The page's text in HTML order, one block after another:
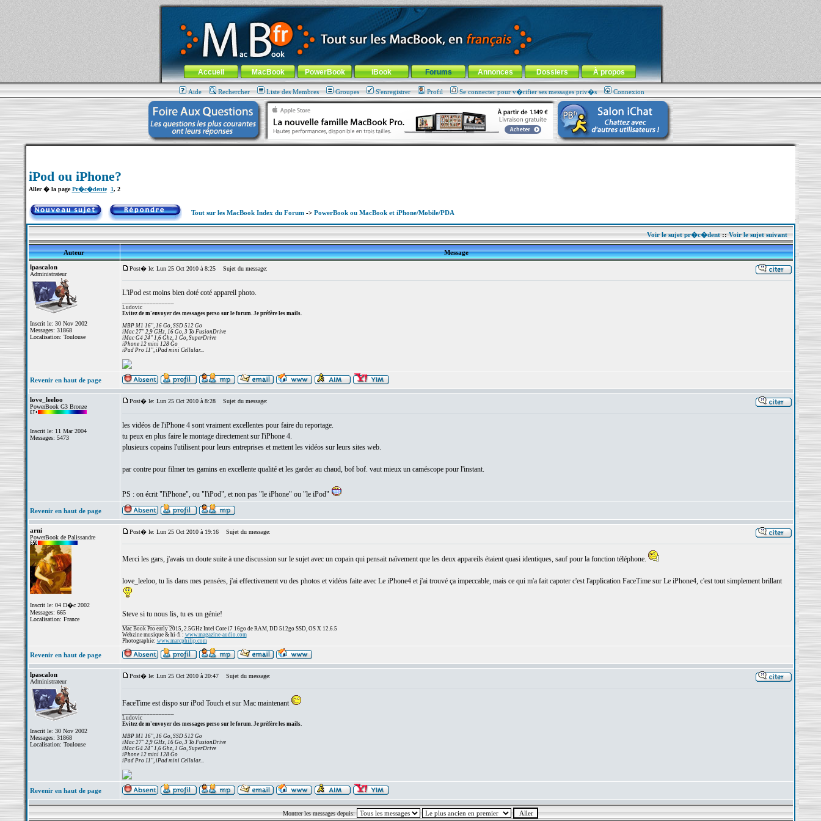
MacBook-fr.com : 100% Apple... 100% nomade !
Aller au contenu-Aller au menu général-Aller au menu de la rubrique
Menu général
Accueil MacBook PowerBook iBook Forums Annonces Dossiers À propos
Aide Rechercher Liste des Membres Groupes S'enregistrer Profil Se connecter pour v�rifier ses messages priv�s Connexion
iPod ou iPhone?
Aller � la pagePr�c�dente 1, 2
Tout sur les MacBook Index du Forum-> PowerBook ou MacBook et iPhone/Mobile/PDA
Voir le sujet pr�c�dent::Voir le sujet suivant
Auteur
Message
lpascalon
Administrateur
Inscrit le: 30 Nov 2002
Messages: 31868
Localisation: Toulouse
Post� le: Lun 25 Oct 2010 à 8:25 Sujet du message:
L'iPod est moins bien doté coté appareil photo.
Ludovic
Evitez de m'envoyer des messages perso sur le forum. Je préfère les mails.
MBP M1 16", 16 Go, SSD 512 Go
iMac 27" 2,9 GHz, 16 Go, 3 To FusionDrive
iMac G4 24" 1,6 Ghz, 1 Go, SuperDrive
iPhone 12 mini 128 Go
iPad Pro 11", iPad mini Cellular...
Revenir en haut de page
love_leeloo
PowerBook G3 Bronze
Inscrit le: 11 Mar 2004
Messages: 5473
Post� le: Lun 25 Oct 2010 à 8:28 Sujet du message:
les vidéos de l'iPhone 4 sont vraiment excellentes pour faire du reportage.
tu peux en plus faire le montage directement sur l'iPhone 4.
plusieurs copains l'utilisent pour leurs entreprises et mettent les vidéos sur leurs sites web.
par contre pour filmer tes gamins en excellente qualité et les garder au chaud, bof bof. vaut mieux un caméscope pour l'instant.
PS : on écrit "l'iPhone", ou "l'iPod", et non pas "le iPhone" ou "le iPod"
Revenir en haut de page
arni
PowerBook de Palissandre
Inscrit le: 04 D�c 2002
Messages: 665
Localisation: France
Post� le: Lun 25 Oct 2010 à 19:16 Sujet du message:
Merci les gars, j'avais un doute suite à une discussion sur le sujet avec un copain qui pensait naïvement que les deux appareils étaient quasi identiques, sauf pour la fonction téléphone.
love_leeloo, tu lis dans mes pensées, j'ai effectivement vu des photos et vidéos faite avec Le iPhone4 et j'ai trouvé ça impeccable, mais ce qui m'a fait capoter c'est l'application FaceTime sur Le iPhone4, c'est tout simplement brillant
Steve si tu nous lis, tu es un génie!
Mac Book Pro early 2015, 2.5GHz Intel Core i7 16go de RAM, DD 512go SSD, OS X 12.6.5
Webzine musique & hi-fi : www.magazine-audio.com
Photographie: www.marcphilip.com
Revenir en haut de page
lpascalon
Administrateur
Inscrit le: 30 Nov 2002
Messages: 31868
Localisation: Toulouse
Post� le: Lun 25 Oct 2010 à 20:47 Sujet du message:
FaceTime est dispo sur iPod Touch et sur Mac maintenant
Ludovic
Evitez de m'envoyer des messages perso sur le forum. Je préfère les mails.
MBP M1 16", 16 Go, SSD 512 Go
iMac 27" 2,9 GHz, 16 Go, 3 To FusionDrive
iMac G4 24" 1,6 Ghz, 1 Go, SuperDrive
iPhone 12 mini 128 Go
iPad Pro 11", iPad mini Cellular...
Revenir en haut de page
Montrer les messages depuis: